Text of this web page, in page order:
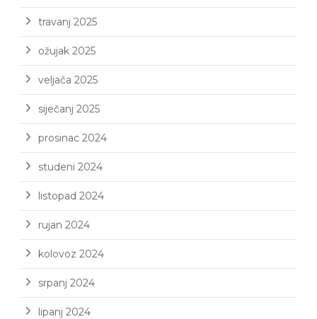
travanj 2025
ožujak 2025
veljača 2025
siječanj 2025
prosinac 2024
studeni 2024
listopad 2024
rujan 2024
kolovoz 2024
srpanj 2024
lipanj 2024